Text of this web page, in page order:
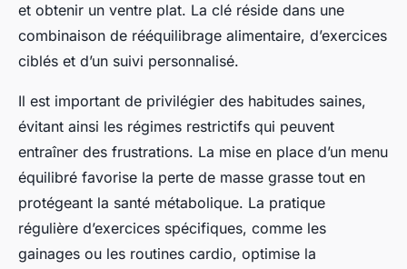
et obtenir un ventre plat. La clé réside dans une
combinaison de rééquilibrage alimentaire, d’exercices
ciblés et d’un suivi personnalisé.
Il est important de privilégier des habitudes saines,
évitant ainsi les régimes restrictifs qui peuvent
entraîner des frustrations. La mise en place d’un menu
équilibré favorise la perte de masse grasse tout en
protégeant la santé métabolique. La pratique
régulière d’exercices spécifiques, comme les
gainages ou les routines cardio, optimise la